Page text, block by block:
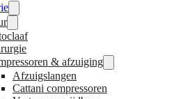
& afzuiging
Afzuigslangen
Cattani compressoren